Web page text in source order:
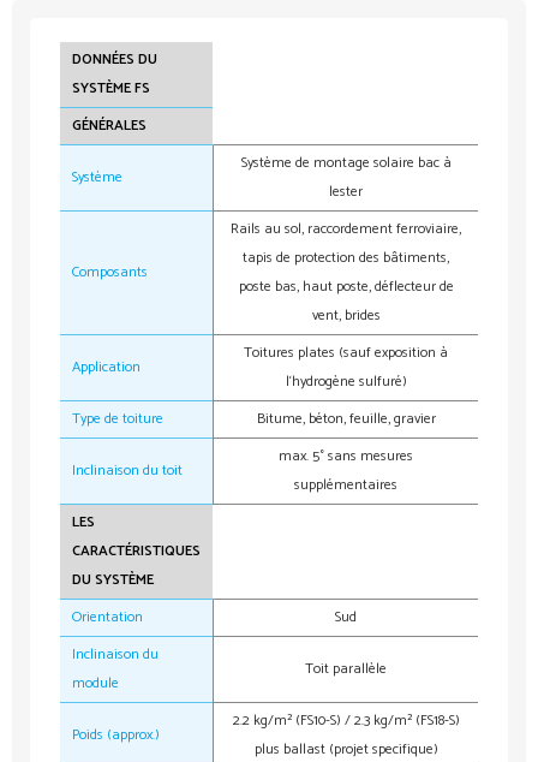
DONNÉES DU
SYSTÈME FS
GÉNÉRALES
Système
Système de montage solaire bac à
lester
Composants
Rails au sol, raccordement ferroviaire,
tapis de protection des bâtiments,
poste bas, haut poste, déflecteur de
vent, brides
Application
Toitures plates (sauf exposition à
l‘hydrogène sulfuré)
Type de toiture
Bitume, béton, feuille, gravier
Inclinaison du toit
max. 5° sans mesures
supplémentaires
LES
CARACTÉRISTIQUES
DU SYSTÈME
Orientation
Sud
Inclinaison du
module
Toit parallèle
Poids (approx.)
2.2 kg/m² (FS10-S) / 2.3 kg/m² (FS18-S)
plus ballast (projet specifique)